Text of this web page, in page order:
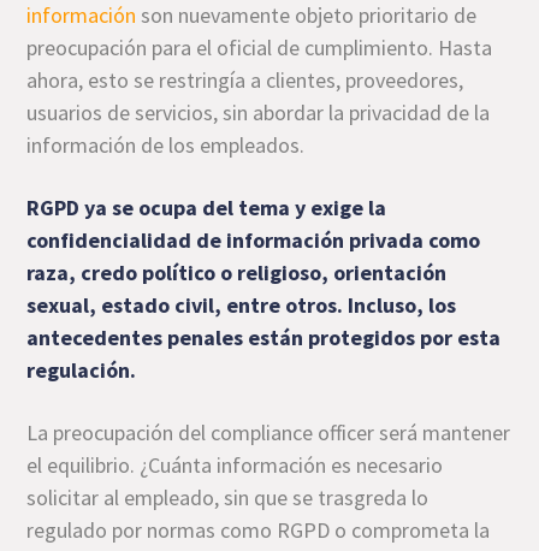
información son nuevamente objeto prioritario de
preocupación para el oficial de cumplimiento. Hasta
ahora, esto se restringía a clientes, proveedores,
usuarios de servicios, sin abordar la privacidad de la
información de los empleados.
RGPD ya se ocupa del tema y exige la
confidencialidad de información privada como
raza, credo político o religioso, orientación
sexual, estado civil, entre otros. Incluso, los
antecedentes penales están protegidos por esta
regulación.
La preocupación del compliance officer será mantener
el equilibrio. ¿Cuánta información es necesario
solicitar al empleado, sin que se trasgreda lo
regulado por normas como RGPD o comprometa la